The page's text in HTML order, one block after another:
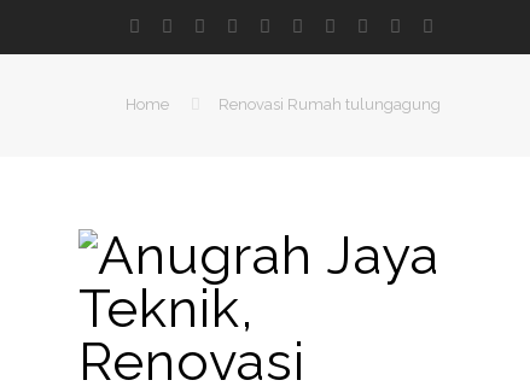
Home Renovasi Rumah tulungagung